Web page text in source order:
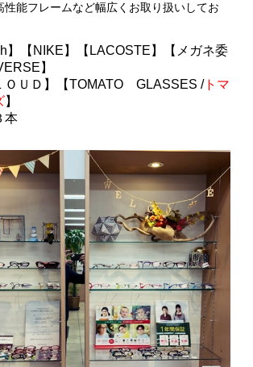
性能フレームなど幅広くお取り扱いしてお
】【NIKE】【LACOSTE】【メガネ委
】
ＯＵＤ】【TOMATO GLASSES /トマ
】
本